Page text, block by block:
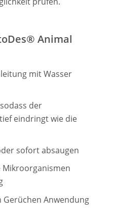
Animal
mit Wasser
der
eindringt wie die
sofort absaugen
Mikroorganismen
Anwendung